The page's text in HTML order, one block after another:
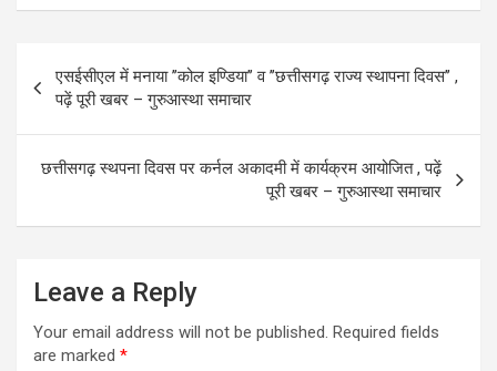
ce
b
o
o
k
st
o
d
o
n
ail ar
e
navigation
एसईसीएल में मनाया ’’कोल इण्डिया’’ व ’’छत्तीसगढ़ राज्य स्थापना दिवस’’ ,
पढ़ें पूरी खबर – गुरुआस्था समाचार
छत्तीसगढ़ स्थपना दिवस पर कर्नल अकादमी में कार्यक्रम आयोजित , पढ़ें
पूरी खबर – गुरुआस्था समाचार
Leave a Reply
Your email address will not be published. Required fields
are marked *